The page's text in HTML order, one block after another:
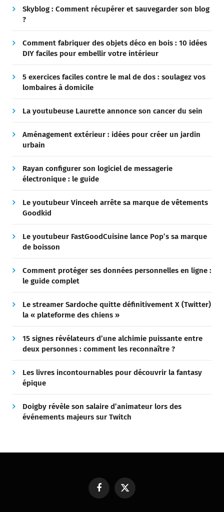
Skyblog : Comment récupérer et sauvegarder son blog
?
Comment fabriquer des objets déco en bois : 10 idées
DIY faciles pour embellir votre intérieur
5 exercices faciles contre le mal de dos : soulagez vos
lombaires à domicile
La youtubeuse Laurette annonce son cancer du sein
Aménagement extérieur : idées pour créer un jardin
urbain
Rayan configurer son logiciel de messagerie
électronique : le guide
Le youtubeur Vinceeh arrête sa marque de vêtements
Goodkid
Le youtubeur FastGoodCuisine lance Pop’s sa marque
de boisson
Comment protéger ses données personnelles en ligne :
le guide complet
Le streamer Sardoche quitte définitivement X (Twitter)
la « plateforme des chiens »
15 signes révélateurs d’une alchimie puissante entre
deux personnes : comment les reconnaître ?
Les livres incontournables pour découvrir la fantasy
épique
Doigby révèle son salaire d’animateur lors des
événements majeurs sur Twitch
FacebookX